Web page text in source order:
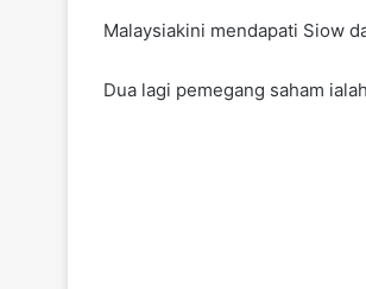
Malaysiakini mendapati Siow
Dua lagi pemegang saham